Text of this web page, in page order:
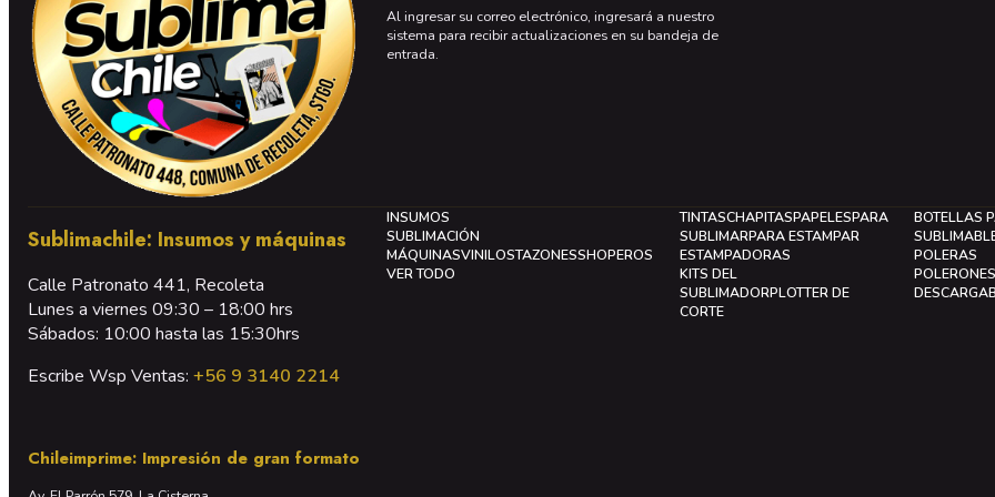
Al ingresar su correo electrónico, ingresará a nuestro
sistema para recibir actualizaciones en su bandeja de
entrada.
Sublimachile: Insumos y máquinas
Calle Patronato 441, Recoleta
Lunes a viernes 09:30 – 18:00 hrs
Sábados: 10:00 hasta las 15:30hrs
Escribe Wsp Ventas: +56 9 3140 2214
Chileimprime: Impresión de gran formato
INSUMOS
SUBLIMACIÓN
MÁQUINASVINILOSTAZONESSHOPEROS
VER TODO
TINTASCHAPITASPAPELESPARA
SUBLIMARPARA ESTAMPAR
ESTAMPADORAS
KITS DEL
SUBLIMADORPLOTTER DE
CORTE
BOTELLAS
POLERAS